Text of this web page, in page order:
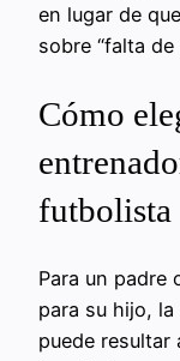
en lugar de
sobre “falta de
Cómo
futbolista
Para un padre
para su hijo,
puede resultar